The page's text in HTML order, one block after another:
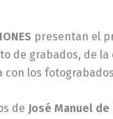
presentan el
de grabados, de la
los
de José Manuel